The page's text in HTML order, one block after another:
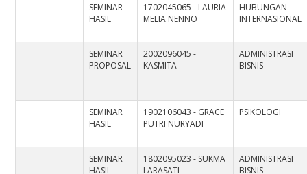
SEMINAR
HASIL
1702045065 - LAURIA
MELIA NENNO
HUBUNGAN
INTERNASIONAL
SEMINAR
PROPOSAL
2002096045 -
KASMITA
ADMINISTRASI
BISNIS
SEMINAR
HASIL
1902106043 - GRACE
PUTRI NURYADI
PSIKOLOGI
SEMINAR
HASIL
1802095023 - SUKMA
LARASATI
ADMINISTRASI
BISNIS